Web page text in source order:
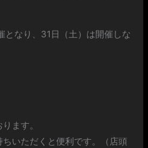
となり、31日（土）は開催しな
ます。
いただくと便利です。（店頭